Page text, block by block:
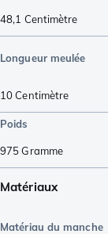
48,1 Centimètre
Longueur meulée
10Centimètre
Poids
975Gramme
Matériaux
Matériau du manche